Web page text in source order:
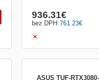
761.23€
bez DPH
936.31€
ASUS TUF-